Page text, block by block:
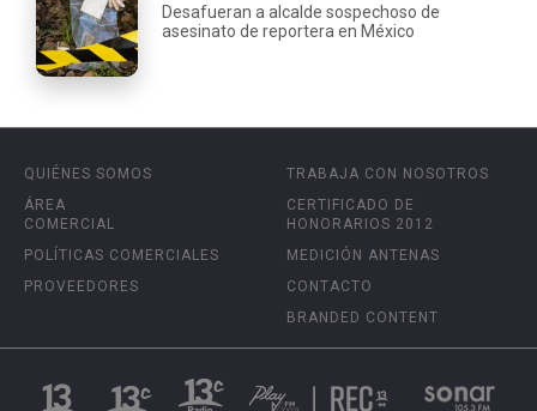
Desafueran a alcalde sospechoso de
asesinato de reportera en México
QUIÉNES SOMOS
ÁREA
COMERCIAL
POLÍTICAS COMERCIALES
PROVEEDORES
TRABAJA CON NOSOTROS
CERTIFICADO DE
HONORARIOS 2012
MEDICIÓN ANTENAS
CONTACTO
BRANDED CONTENT